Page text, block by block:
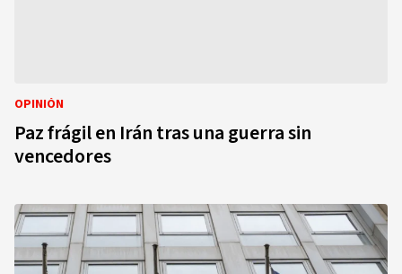
OPINIÓN
Paz frágil en Irán tras una guerra sin
vencedores